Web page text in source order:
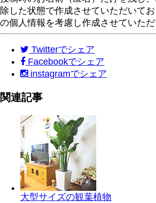
除した状態で作成させていただいて
の個人情報を考慮し作成させていただ
Twitterでシェア
Facebookでシェア
instagramでシェア
関連記事
大型サイズの観葉植物